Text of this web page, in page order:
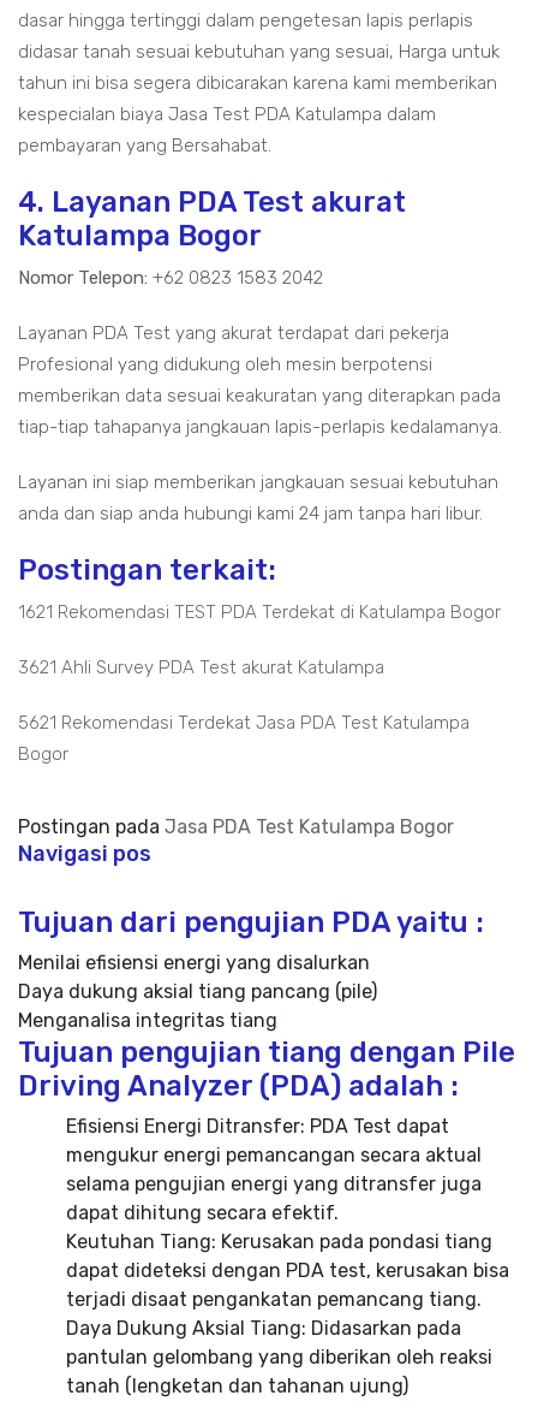
dasar hingga tertinggi dalam pengetesan lapis perlapis
didasar tanah sesuai kebutuhan yang sesuai, Harga untuk
tahun ini bisa segera dibicarakan karena kami memberikan
kespecialan biaya Jasa Test PDA Katulampa dalam
pembayaran yang Bersahabat.
4. Layanan PDA Test akurat
Katulampa Bogor
Nomor Telepon: +62 0823 1583 2042
Layanan PDA Test yang akurat terdapat dari pekerja
Profesional yang didukung oleh mesin berpotensi
memberikan data sesuai keakuratan yang diterapkan pada
tiap-tiap tahapanya jangkauan lapis-perlapis kedalamanya.
Layanan ini siap memberikan jangkauan sesuai kebutuhan
anda dan siap anda hubungi kami 24 jam tanpa hari libur.
Postingan terkait:
1621 Rekomendasi TEST PDA Terdekat di Katulampa Bogor
3621 Ahli Survey PDA Test akurat Katulampa
5621 Rekomendasi Terdekat Jasa PDA Test Katulampa
Bogor
Postingan pada Jasa PDA Test Katulampa Bogor
Navigasi pos
Tujuan dari pengujian PDA yaitu :
Menilai efisiensi energi yang disalurkan
Daya dukung aksial tiang pancang (pile)
Menganalisa integritas tiang
Tujuan pengujian tiang dengan Pile
Driving Analyzer (PDA) adalah :
Efisiensi Energi Ditransfer: PDA Test dapat
mengukur energi pemancangan secara aktual
selama pengujian energi yang ditransfer juga
dapat dihitung secara efektif.
Keutuhan Tiang: Kerusakan pada pondasi tiang
dapat dideteksi dengan PDA test, kerusakan bisa
terjadi disaat pengankatan pemancang tiang.
Daya Dukung Aksial Tiang: Didasarkan pada
pantulan gelombang yang diberikan oleh reaksi
tanah (lengketan dan tahanan ujung)